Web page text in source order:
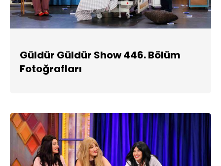
Güldür Güldür Show 446. Bölüm
Fotoğrafları